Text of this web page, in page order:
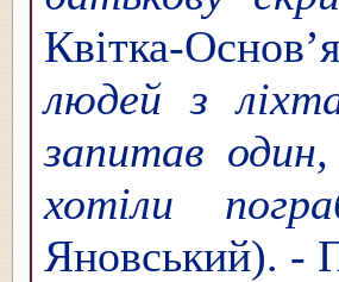
Квітка-
людей з
запитав
хотіли
Яновський). -